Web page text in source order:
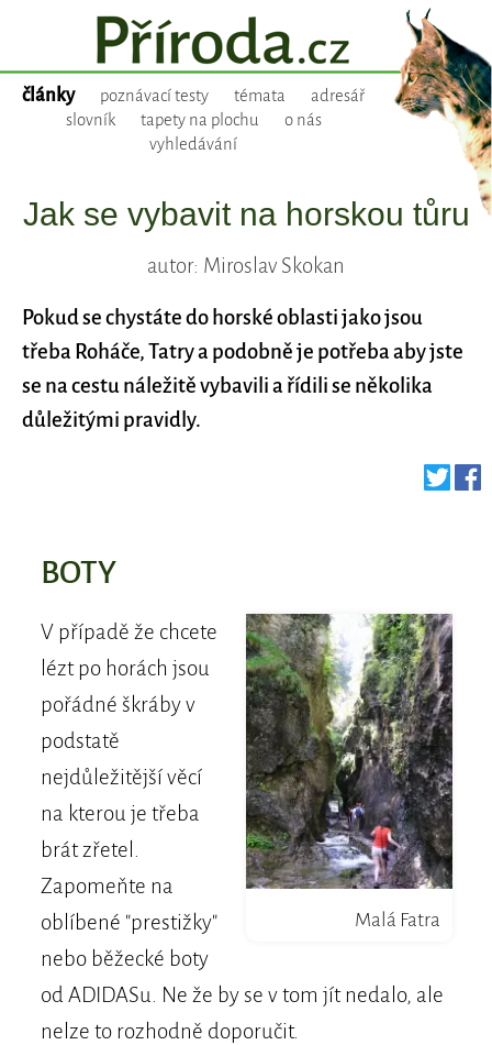
články poznávací testy témata
adresář
slovník
tapety na plochu
o nás
vyhledávání
Jak se vybavit na horskou tůru
autor: Miroslav Skokan
Pokud se chystáte do horské oblasti jako jsou
třeba Roháče, Tatry a podobně je potřeba aby jste
se na cestu náležitě vybavili a řídili se několika
důležitými pravidly.
BOTY
Malá Fatra
V případě že chcete
lézt po horách jsou
pořádné škráby v
podstatě
nejdůležitější věcí
na kterou je třeba
brát zřetel.
Zapomeňte na
oblíbené "prestižky"
nebo běžecké boty
od ADIDASu. Ne že by se v tom jít nedalo, ale
nelze to rozhodně doporučit.